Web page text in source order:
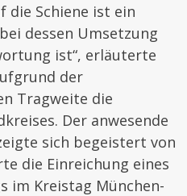
die Schiene ist ein
dessen Umsetzung
ist“, erläuterte
der
Tragweite die
Der anwesende
sich begeistert von
die Einreichung eines
im Kreistag München-